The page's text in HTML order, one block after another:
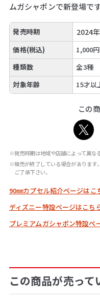
ムガシャポンで新登場です
発売時期 2024
価格(税込)
1,000円
種類数
全3種
対象年齢
15才以
この
※発売時期は地域や店舗によって異な
※販売が終了している場合があります
ご了承下さい。
90㎜カプセル紹介ページはこ
ディズニー特設ページはこち
プレミアムガシャポン特設ペ
この商品が売って